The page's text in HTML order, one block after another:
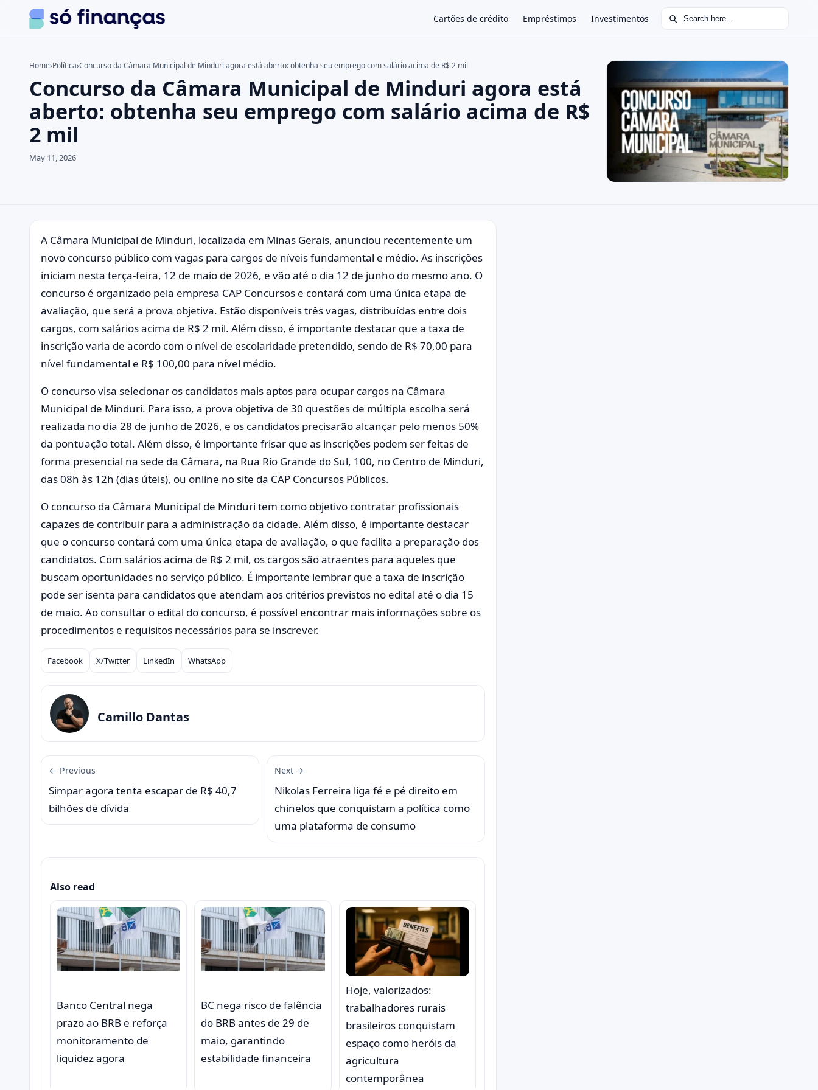
Cartões de crédito Empréstimos Investimentos Search for:
Search the site ×
Search for:
Press Enter to search or ESC to close.
Home›Política›Concurso da Câmara Municipal de Minduri agora está aberto: obtenha seu emprego com salário acima de R$ 2 mil
Concurso da Câmara Municipal de Minduri agora está
aberto: obtenha seu emprego com salário acima de R$
2 mil
May 11, 2026
A Câmara Municipal de Minduri, localizada em Minas Gerais, anunciou recentemente um
novo concurso público com vagas para cargos de níveis fundamental e médio. As inscrições
iniciam nesta terça-feira, 12 de maio de 2026, e vão até o dia 12 de junho do mesmo ano. O
concurso é organizado pela empresa CAP Concursos e contará com uma única etapa de
avaliação, que será a prova objetiva. Estão disponíveis três vagas, distribuídas entre dois
cargos, com salários acima de R$ 2 mil. Além disso, é importante destacar que a taxa de
inscrição varia de acordo com o nível de escolaridade pretendido, sendo de R$ 70,00 para
nível fundamental e R$ 100,00 para nível médio.
O concurso visa selecionar os candidatos mais aptos para ocupar cargos na Câmara
Municipal de Minduri. Para isso, a prova objetiva de 30 questões de múltipla escolha será
realizada no dia 28 de junho de 2026, e os candidatos precisarão alcançar pelo menos 50%
da pontuação total. Além disso, é importante frisar que as inscrições podem ser feitas de
forma presencial na sede da Câmara, na Rua Rio Grande do Sul, 100, no Centro de Minduri,
das 08h às 12h (dias úteis), ou online no site da CAP Concursos Públicos.
O concurso da Câmara Municipal de Minduri tem como objetivo contratar profissionais
capazes de contribuir para a administração da cidade. Além disso, é importante destacar
que o concurso contará com uma única etapa de avaliação, o que facilita a preparação dos
candidatos. Com salários acima de R$ 2 mil, os cargos são atraentes para aqueles que
buscam oportunidades no serviço público. É importante lembrar que a taxa de inscrição
pode ser isenta para candidatos que atendam aos critérios previstos no edital até o dia 15
de maio. Ao consultar o edital do concurso, é possível encontrar mais informações sobre os
procedimentos e requisitos necessários para se inscrever.
Compartilhar
Facebook X/Twitter LinkedIn WhatsApp
Camillo Dantas
← Previous
Simpar agora tenta escapar de R$ 40,7
bilhões de dívida
Next →
Nikolas Ferreira liga fé e pé direito em
chinelos que conquistam a política como
uma plataforma de consumo
Also read
Banco Central nega
prazo ao BRB e reforça
monitoramento de
liquidez agora
BC nega risco de falência
do BRB antes de 29 de
maio, garantindo
estabilidade financeira
Hoje, valorizados:
trabalhadores rurais
brasileiros conquistam
espaço como heróis da
agricultura
contemporânea